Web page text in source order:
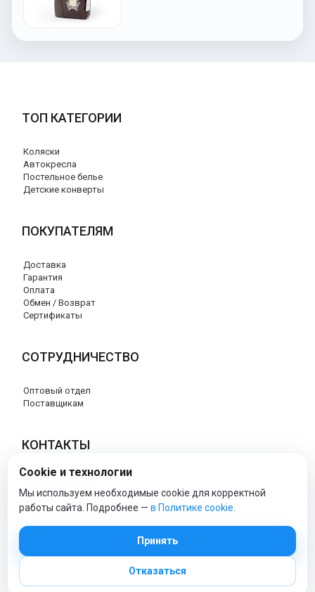
ТОП КАТЕГОРИИ
Коляски
Автокресла
Постельное белье
Детские конверты
ПОКУПАТЕЛЯМ
Доставка
Гарантия
Оплата
Обмен / Возврат
Сертификаты
СОТРУДНИЧЕСТВО
Оптовый отдел
Поставщикам
КОНТАКТЫ
8 (800) 707-76-34
info@esspero-market.ru
© 2026 Esspero-market.ru
Политика обработки персональных данных
| Политика cookie
Cookie и технологии
Мы используем необходимые cookie для корректной
работы сайта. Подробнее — в Политике cookie
Принять
Отказаться